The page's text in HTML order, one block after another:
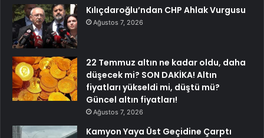
Kılıçdaroğlu’ndan CHP Ahlak Vurgusu
Ağustos 7, 2026
22 Temmuz altın ne kadar oldu, daha
düşecek mi? SON DAKİKA! Altın
fiyatları yükseldi mi, düştü mü?
Güncel altın fiyatları!
Ağustos 7, 2026
Kamyon Yaya Üst Geçidine Çarptı